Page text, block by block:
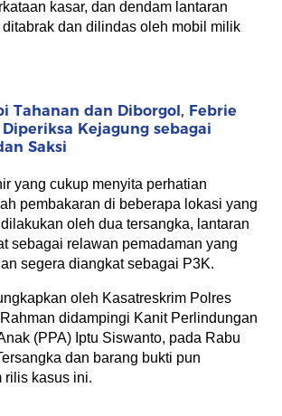
kasar, dan dendam lantaran
dan dilindas oleh mobil milik
Tahanan dan Diborgol, Febrie
Kejagung sebagai
Saksi
yang cukup menyita perhatian
pembakaran di beberapa lokasi yang
oleh dua tersangka, lantaran
sebagai relawan pemadaman yang
segera diangkat sebagai P3K.
oleh Kasatreskrim Polres
didampingi Kanit Perlindungan
(PPA) Iptu Siswanto, pada Rabu
dan barang bukti pun
rilis kasus ini.